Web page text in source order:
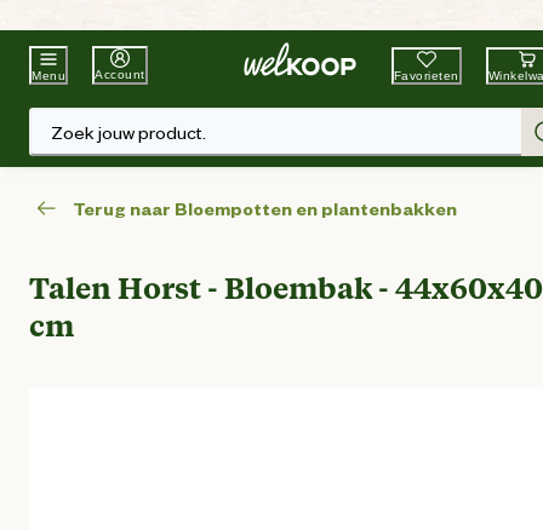
Beste WinkelketenTuin & Dier
Menu Account Favorieten
Zoek jouw product.
Terug naar Bloempotten en plantenbakken
Talen Horst - Bloembak - 44x60x40
cm